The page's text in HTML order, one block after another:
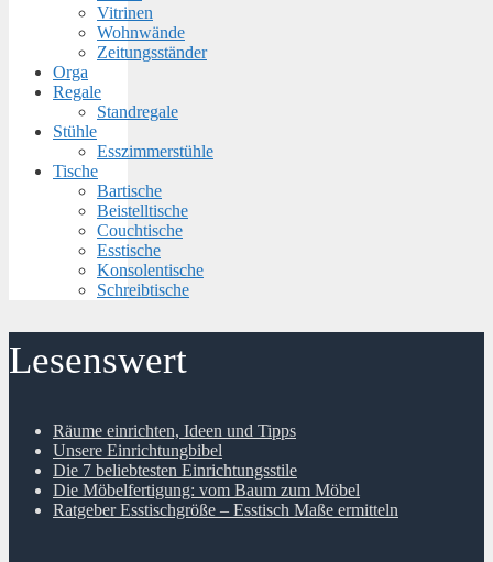
Vitrinen
Wohnwände
Zeitungsständer
Orga
Regale
Standregale
Stühle
Esszimmerstühle
Tische
Bartische
Beistelltische
Couchtische
Esstische
Konsolentische
Schreibtische
Lesenswert
Räume einrichten, Ideen und Tipps
Unsere Einrichtungbibel
Die 7 beliebtesten Einrichtungsstile
Die Möbelfertigung: vom Baum zum Möbel
Ratgeber Esstischgröße – Esstisch Maße ermitteln